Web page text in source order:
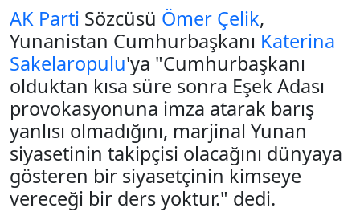
AK Parti Sözcüsü Ömer Çelik,
Yunanistan Cumhurbaşkanı Katerina
Sakelaropulu'ya "Cumhurbaşkanı
olduktan kısa süre sonra Eşek Adası
provokasyonuna imza atarak barış
yanlısı olmadığını, marjinal Yunan
siyasetinin takipçisi olacağını dünyaya
gösteren bir siyasetçinin kimseye
vereceği bir ders yoktur." dedi.